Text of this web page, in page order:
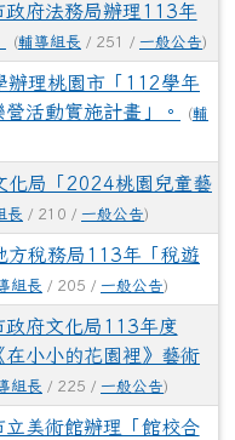
政府法務局辦理113年
(輔導組長 / 251 / 一般公告)
辦理桃園市「112學年
活動實施計畫」。
(輔
化局「2024桃園兒童藝
長 / 210 / 一般公告)
方稅務局113年「稅遊
組長 / 205 / 一般公告)
政府文化局113年度
在小小的花園裡》藝術
組長 / 225 / 一般公告)
立美術館辦理「館校合